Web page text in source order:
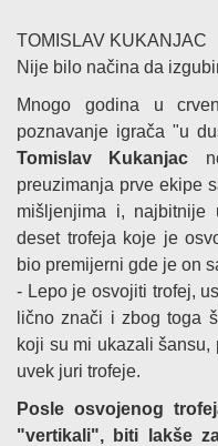
TOMISLAV KUKANJAC
Nije bilo načina da
Mnogo godina u
poznavanje igrača "u
Tomislav Kukanjac
preuzimanja prve ekipe
mišljenjima i, najbitnije
deset trofeja koje je
bio premijerni gde je on
- Lepo je osvojiti trofej,
lično znači i zbog toga
koji su mi ukazali
uvek juri trofeje.
Posle osvojenog
"vertikali", biti lakše